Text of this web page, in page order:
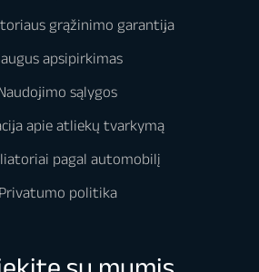
grąžinimo garantija
apsipirkimas
sąlygos
apie atliekų tvarkymą
pagal automobilį
Privatumo politika